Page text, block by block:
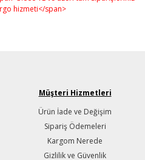
Müşteri Hizmetleri
Ürün İade ve Değişim
Sipariş Ödemeleri
Kargom Nerede
Gizlilik ve Güvenlik